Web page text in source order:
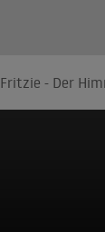
Fritzie - Der